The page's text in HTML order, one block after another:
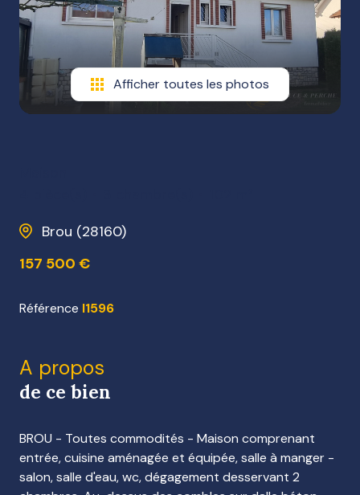
NOS
HONORAIRES
Afficher toutes les photos
Brou (28160)
157 500 €
Référence I1596
A propos
de ce bien
BROU - Toutes commodités - Maison comprenant
entrée, cuisine aménagée et équipée, salle à manger -
salon, salle d'eau, wc, dégagement desservant 2